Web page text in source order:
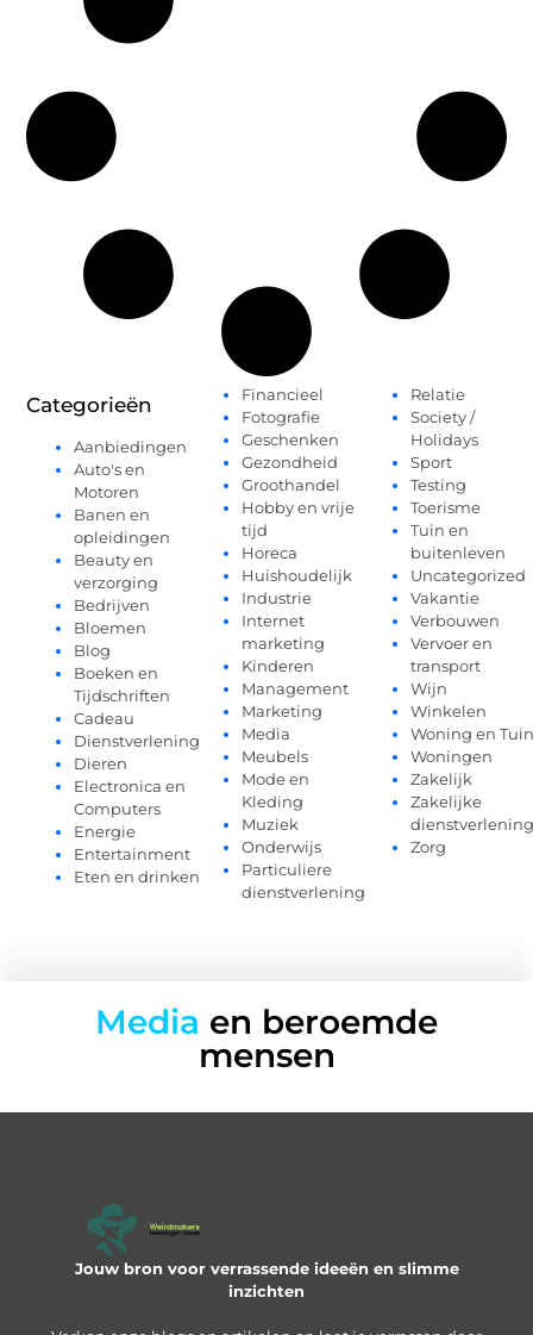
Categorieën
Aanbiedingen
Auto's en
Motoren
Banen en
opleidingen
Beauty en
verzorging
Bedrijven
Bloemen
Blog
Boeken en
Tijdschriften
Cadeau
Dienstverlening
Dieren
Electronica en
Computers
Energie
Entertainment
Eten en drinken
Financieel
Fotografie
Geschenken
Gezondheid
Groothandel
Hobby en vrije
tijd
Horeca
Huishoudelijk
Industrie
Internet
marketing
Kinderen
Management
Marketing
Media
Meubels
Mode en
Kleding
Muziek
Onderwijs
Particuliere
dienstverlening
Relatie
Society /
Holidays
Sport
Testing
Toerisme
Tuin en
buitenleven
Uncategorized
Vakantie
Verbouwen
Vervoer en
transport
Wijn
Winkelen
Woning en Tuin
Woningen
Zakelijk
Zakelijke
dienstverlening
Zorg
Media en beroemde
mensen
Jouw bron voor verrassende ideeën en slimme
inzichten